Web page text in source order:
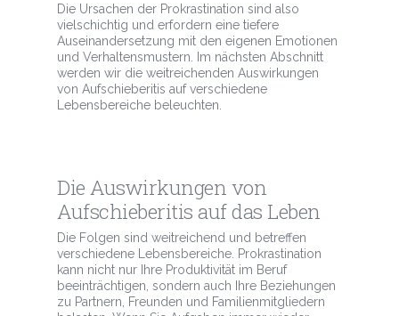
Die Ursachen der Prokrastination sind also
vielschichtig und erfordern eine tiefere
Auseinandersetzung mit den eigenen Emotionen
und Verhaltensmustern. Im nächsten Abschnitt
werden wir die weitreichenden Auswirkungen
von Aufschieberitis auf verschiedene
Lebensbereiche beleuchten.
Die Auswirkungen von
Aufschieberitis auf das Leben
Die Folgen sind weitreichend und betreffen
verschiedene Lebensbereiche. Prokrastination
kann nicht nur Ihre Produktivität im Beruf
beeinträchtigen, sondern auch Ihre Beziehungen
zu Partnern, Freunden und Familienmitgliedern